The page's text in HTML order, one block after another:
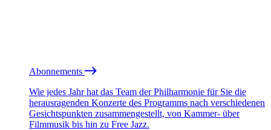
Abonnements
Wie jedes Jahr hat das Team der Philharmonie für Sie die
herausragenden Konzerte des Programms nach verschiedenen
Gesichtspunkten zusammengestellt, von Kammer- über
Filmmusik bis hin zu Free Jazz.